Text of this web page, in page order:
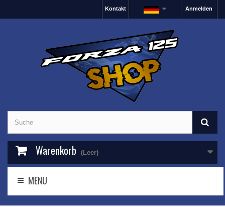
Anmelden
Kontakt
Warenkorb (Leer)
MENU